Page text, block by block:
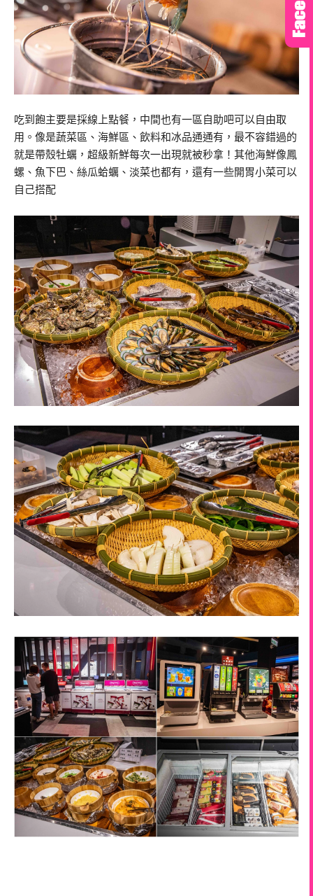
吃到飽主要是採線上點餐，中間也有一區自助吧可以自由取
用。像是蔬菜區、海鮮區、飲料和冰品通通有，最不容錯過的
就是帶殼牡蠣，超級新鮮每次一出現就被秒拿！其他海鮮像鳳
螺、魚下巴、絲瓜蛤蠣、淡菜也都有，還有一些開胃小菜可以
自己搭配